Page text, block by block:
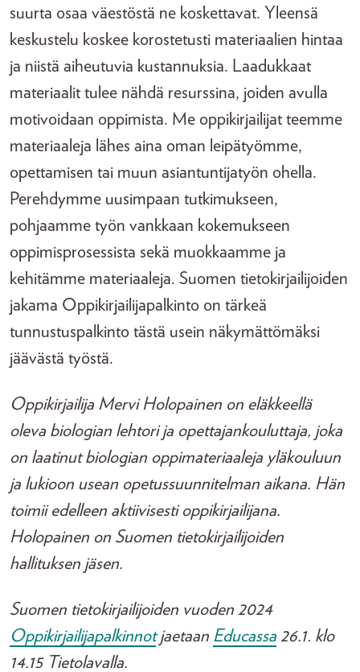
suurta osaa väestöstä ne koskettavat. Yleensä
keskustelu koskee korostetusti materiaalien hintaa
ja niistä aiheutuvia kustannuksia. Laadukkaat
materiaalit tulee nähdä resurssina, joiden avulla
motivoidaan oppimista. Me oppikirjailijat teemme
materiaaleja lähes aina oman leipätyömme,
opettamisen tai muun asiantuntijatyön ohella.
Perehdymme uusimpaan tutkimukseen,
pohjaamme työn vankkaan kokemukseen
oppimisprosessista sekä muokkaamme ja
kehitämme materiaaleja. Suomen tietokirjailijoiden
jakama Oppikirjailijapalkinto on tärkeä
tunnustuspalkinto tästä usein näkymättömäksi
jäävästä työstä.
Oppikirjailija Mervi Holopainen on eläkkeellä
oleva biologian lehtori ja opettajankouluttaja, joka
on laatinut biologian oppimateriaaleja yläkouluun
ja lukioon usean opetussuunnitelman aikana. Hän
toimii edelleen aktiivisesti oppikirjailijana.
Holopainen on Suomen tietokirjailijoiden
hallituksen jäsen.
Suomen tietokirjailijoiden vuoden 2024
Oppikirjailijapalkinnotjaetaan Educassa 26.1. klo
14.15 Tietolavalla.